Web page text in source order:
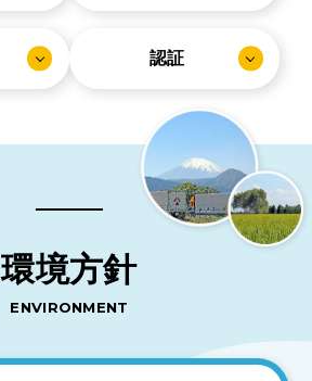
キャリア採用のご
社員インタビュー
社員インタビュー
２
社員インタビュー
よくある質問
0465-37-
8611
受付時間：平日 9:00〜17:00
認証
環境方針
ENVIRONMENT